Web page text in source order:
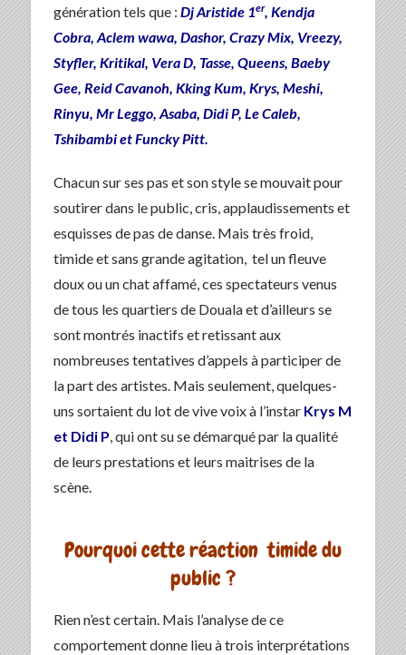
génération tels que : Dj Aristide 1er, Kendja
Cobra, Aclem wawa, Dashor, Crazy Mix, Vreezy,
Styfler, Kritikal, Vera D, Tasse, Queens, Baeby
Gee, Reid Cavanoh, Kking Kum, Krys, Meshi,
Rinyu, Mr Leggo, Asaba, Didi P, Le Caleb,
Tshibambi et Funcky Pitt.
Chacun sur ses pas et son style se mouvait pour
soutirer dans le public, cris, applaudissements et
esquisses de pas de danse. Mais très froid,
timide et sans grande agitation, tel un fleuve
doux ou un chat affamé, ces spectateurs venus
de tous les quartiers de Douala et d’ailleurs se
sont montrés inactifs et retissant aux
nombreuses tentatives d’appels à participer de
la part des artistes. Mais seulement, quelques-
uns sortaient du lot de vive voix à l’instar Krys M
et Didi P, qui ont su se démarqué par la qualité
de leurs prestations et leurs maitrises de la
scène.
Pourquoi cette réaction timide du
public ?
Rien n’est certain. Mais l’analyse de ce
comportement donne lieu à trois interprétations